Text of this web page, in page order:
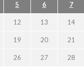
5 6 7
12 13 14
19 20 21
26 27 28